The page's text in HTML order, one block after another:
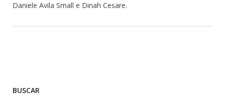
Daniele Avila Small e Dinah Cesare.
BUSCAR